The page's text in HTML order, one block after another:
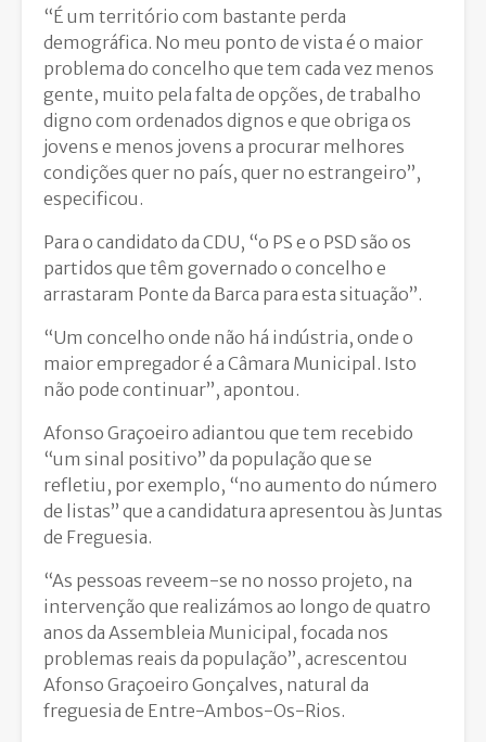
“É um território com bastante perda
demográfica. No meu ponto de vista é o maior
problema do concelho que tem cada vez menos
gente, muito pela falta de opções, de trabalho
digno com ordenados dignos e que obriga os
jovens e menos jovens a procurar melhores
condições quer no país, quer no estrangeiro”,
especificou.
Para o candidato da CDU, “o PS e o PSD são os
partidos que têm governado o concelho e
arrastaram Ponte da Barca para esta situação”.
“Um concelho onde não há indústria, onde o
maior empregador é a Câmara Municipal. Isto
não pode continuar”, apontou.
Afonso Graçoeiro adiantou que tem recebido
“um sinal positivo” da população que se
refletiu, por exemplo, “no aumento do número
de listas” que a candidatura apresentou às Juntas
de Freguesia.
“As pessoas reveem-se no nosso projeto, na
intervenção que realizámos ao longo de quatro
anos da Assembleia Municipal, focada nos
problemas reais da população”, acrescentou
Afonso Graçoeiro Gonçalves, natural da
freguesia de Entre-Ambos-Os-Rios.